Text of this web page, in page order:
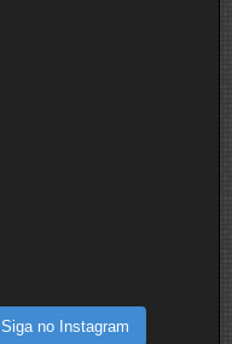
Siga no Instagram